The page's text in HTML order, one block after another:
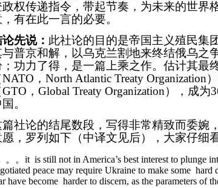
政权传递指令，带起节奏，为未来的世界
有在此一言的必要。
先说： 此社论的目的是帝国主义殖民集
与普京和解，以乌克兰割地来终结俄乌之
；功力了得，是一篇上乘之作。估计其最
NATO， North Atlantic Treaty Organization
GTO，Global Treaty Organization），成为
。
篇社论的结尾数段，写得非常精致而委婉
，罗列如下（中译文见后），大家仔细
。。 it is still not in America’s best interest to plunge
peace may require Ukraine to make some
have become harder to discern, as the parameters of